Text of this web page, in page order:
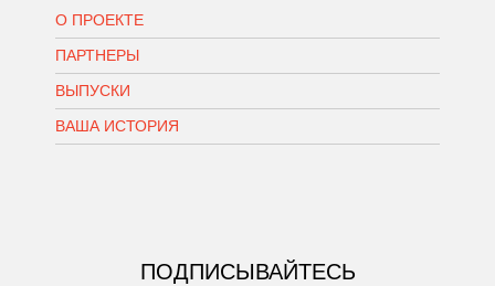
О ПРОЕКТЕ
ПАРТНЕРЫ
ВЫПУСКИ
ВАША ИСТОРИЯ
ПОДПИСЫВАЙТЕСЬ